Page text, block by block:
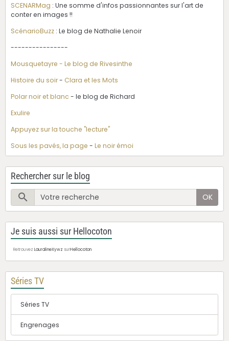
SCENARMag : Une somme d'infos passionnantes sur l'art de
conter en images !!
ScénarioBuzz : Le blog de Nathalie Lenoir
----------------
Mousquetayre - Le blog de Rivesinthe
Histoire du soir- Clara et les Mots
Polar noir et blanc - le blog de Richard
Exulire
Appuyez sur la touche "lecture"
Sous les pavés, la page - Le noir émoi
Rechercher sur le blog
OK
Je suis aussi sur Hellocoton
Retrouvez LauralineXywz surHellocoton
Séries TV
Séries TV
Engrenages